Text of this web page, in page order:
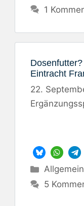
1
Eintracht
22.
Kategorien
Allgemein
5